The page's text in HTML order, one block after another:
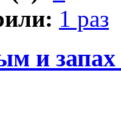
1 раз
и